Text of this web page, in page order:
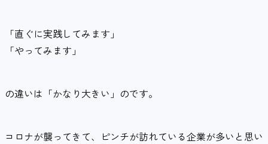
「直ぐに実践してみます」
「やってみます」
の違いは「かなり大きい」のです。
コロナが襲ってきて、ピンチが訪れている企業が多いと思い